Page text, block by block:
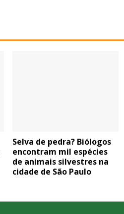
Selva de pedra? Biólogos
encontram mil espécies
de animais silvestres na
cidade de São Paulo